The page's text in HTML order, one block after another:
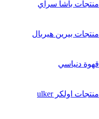
منتجات باشا سراي
منتجات بيرين هيربال
قهوة دنياسي
منتجات اولكر ulker